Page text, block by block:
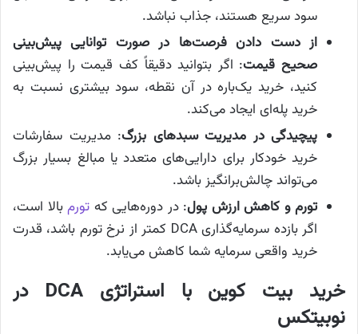
سود سریع هستند، جذاب نباشد.
از دست دادن فرصت‌ها در صورت توانایی پیش‌بینی
صحیح قیمت: اگر بتوانید دقیقاً کف قیمت را پیش‌بینی
کنید، خرید یک‌باره در آن نقطه، سود بیشتری نسبت به
خرید پله‌ای ایجاد می‌کند.
پیچیدگی در مدیریت سبدهای بزرگ: مدیریت سفارشات
خرید خودکار برای دارایی‌های متعدد یا مبالغ بسیار بزرگ
می‌تواند چالش‌برانگیز باشد.
تورم و کاهش ارزش پول: در دوره‌هایی که تورمبالا است،
اگر بازده سرمایه‌گذاری DCA کمتر از نرخ تورم باشد، قدرت
خرید واقعی سرمایه شما کاهش می‌یابد.
خرید بیت کوین با استراتژی DCA در
نوبیتکس